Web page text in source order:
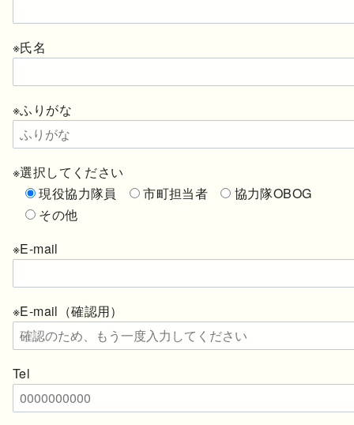
※氏名
※ふりがな
※選択してください
現役協力隊員
市町担当者
協力隊OBOG
その他
※E-mail
※E-mail（確認用）
Tel